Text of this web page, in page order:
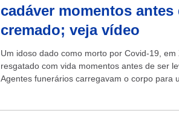
cadáver momentos antes
cremado; veja vídeo
Um idoso dado como morto por Covid-19,
resgatado com vida momentos antes de ser
Agentes funerários carregavam o corpo para